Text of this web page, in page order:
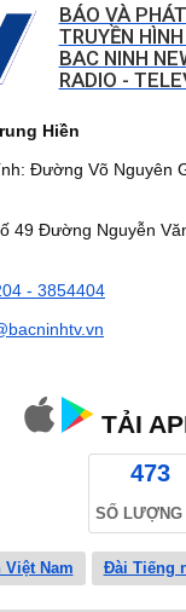
BÁO VÀ
TRUYỀN
BAC NINH
RADIO -
Hiền
Đường Võ Nguyên
Nguyễn Văn
- 3854404
TẢI
473
SỐ LƯỢNG
Nam Đài Tiếng